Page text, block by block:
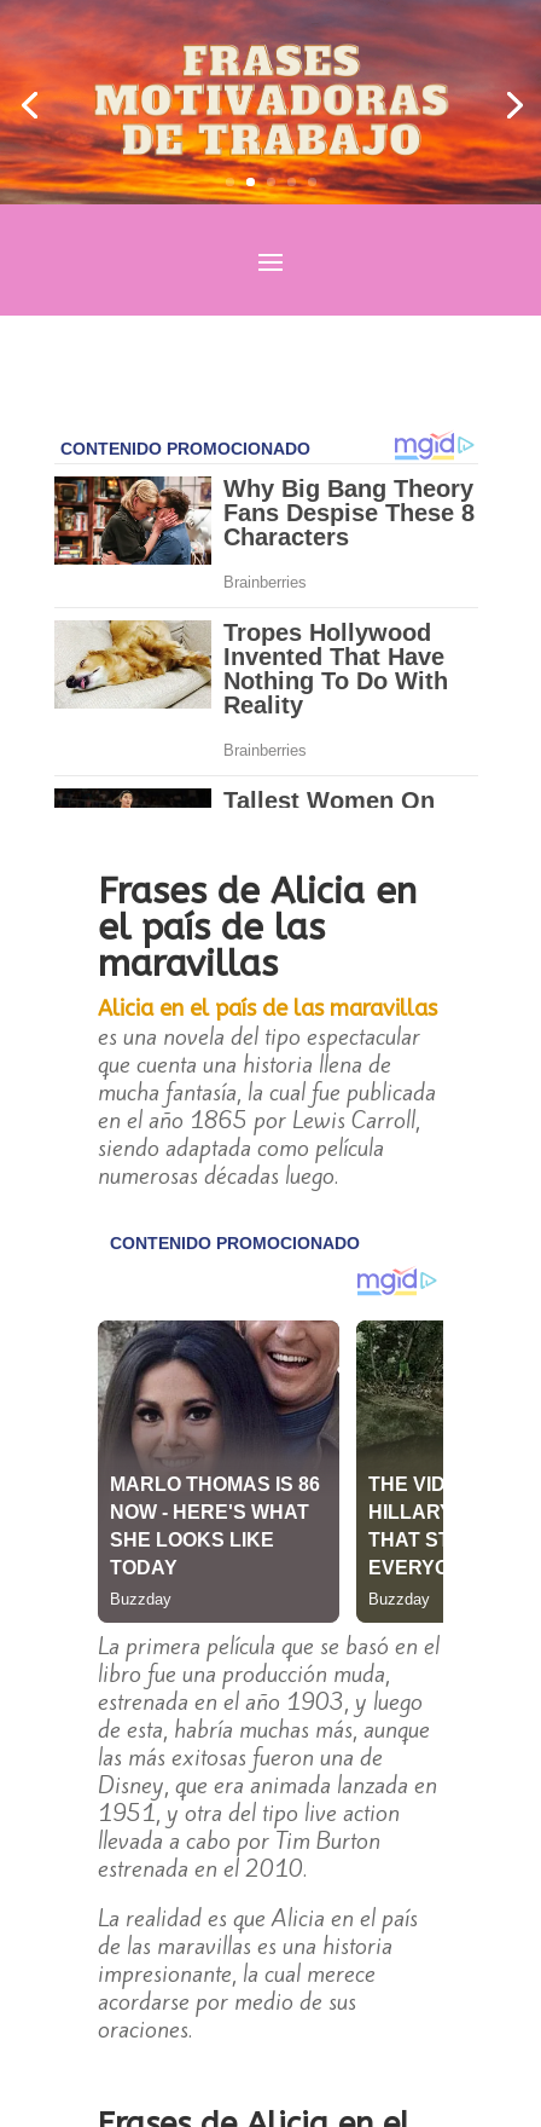
Frases de Alicia en
el país de las
maravillas
Alicia en el país de las maravillas
es una novela del tipo espectacular
que cuenta una historia llena de
mucha fantasía, la cual fue publicada
en el año 1865 por Lewis Carroll,
siendo adaptada como película
numerosas décadas luego.
La primera película que se basó en el
libro fue una producción muda,
estrenada en el año 1903, y luego
de esta, habría muchas más, aunque
las más exitosas fueron una de
Disney, que era animada lanzada en
1951, y otra del tipo live action
llevada a cabo por Tim Burton
estrenada en el 2010.
La realidad es que Alicia en el país
de las maravillas es una historia
impresionante, la cual merece
acordarse por medio de sus
oraciones.